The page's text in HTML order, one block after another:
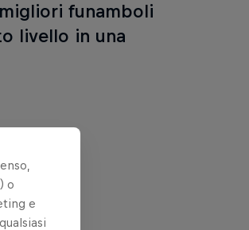
funamboli
livello in una
o
e